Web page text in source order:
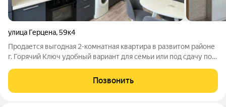
улица Герцена,59к4
Продается выгодная 2-комнатная квартира в развитом районе
г. Горячий Ключ удобный вариант для семьи или под сдачу по
площадью 46,8 м расположена на 4-м этаже кирпичного дома
2013 года постройки
Позвонить